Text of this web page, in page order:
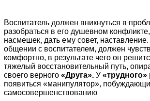
Воспитатель должен вникнуться в
разобраться в его душевном
насмешек, дать ему совет,
общении с воспитателем, должен
комфортно, в результате чего он
тяжелый восстановительный путь,
своего верного «Друга». У «трудного»
появиться «манипулятор»,
самосовершенствованию